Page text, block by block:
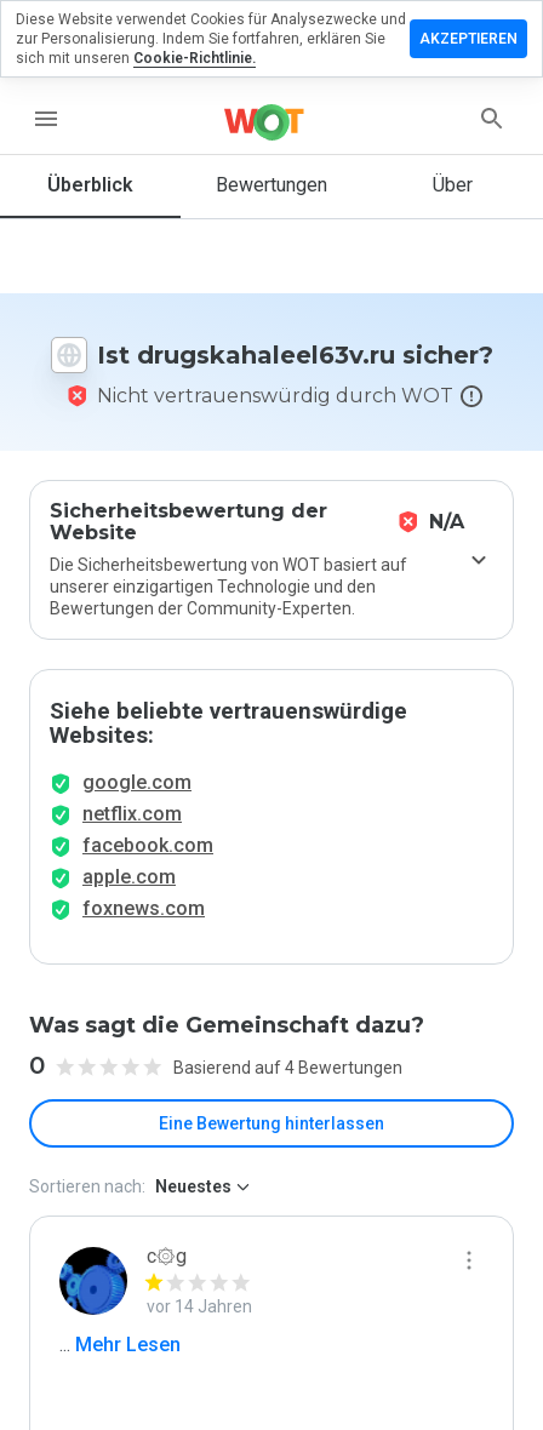
menu
Überblick Bewertungen Über
Ist drugskahaleel63v.ru sicher?
Nicht vertrauenswürdig durch WOT
Sicherheitsbewertung der
Website
N/A
Die Sicherheitsbewertung von WOT basiert auf
unserer einzigartigen Technologie und den
Bewertungen der Community-Experten.
Siehe beliebte vertrauenswürdige
Websites:
google.com
netflix.com
facebook.com
apple.com
foxnews.com
Was sagt die Gemeinschaft dazu?
0 Basierend auf 4 Bewertungen
Eine Bewertung hinterlassen
Sie
zu
Wie
Website
Skala von
1 bis 5
bewerten?
Sortieren nach: Neuestes
c۞g
vor 14 Jahren
... Mehr Lesen
Diese Website verwendet Cookies für Analysezwecke und
zur Personalisierung. Indem Sie fortfahren, erklären Sie
sich mit unseren Cookie-Richtlinie.
AKZEPTIEREN